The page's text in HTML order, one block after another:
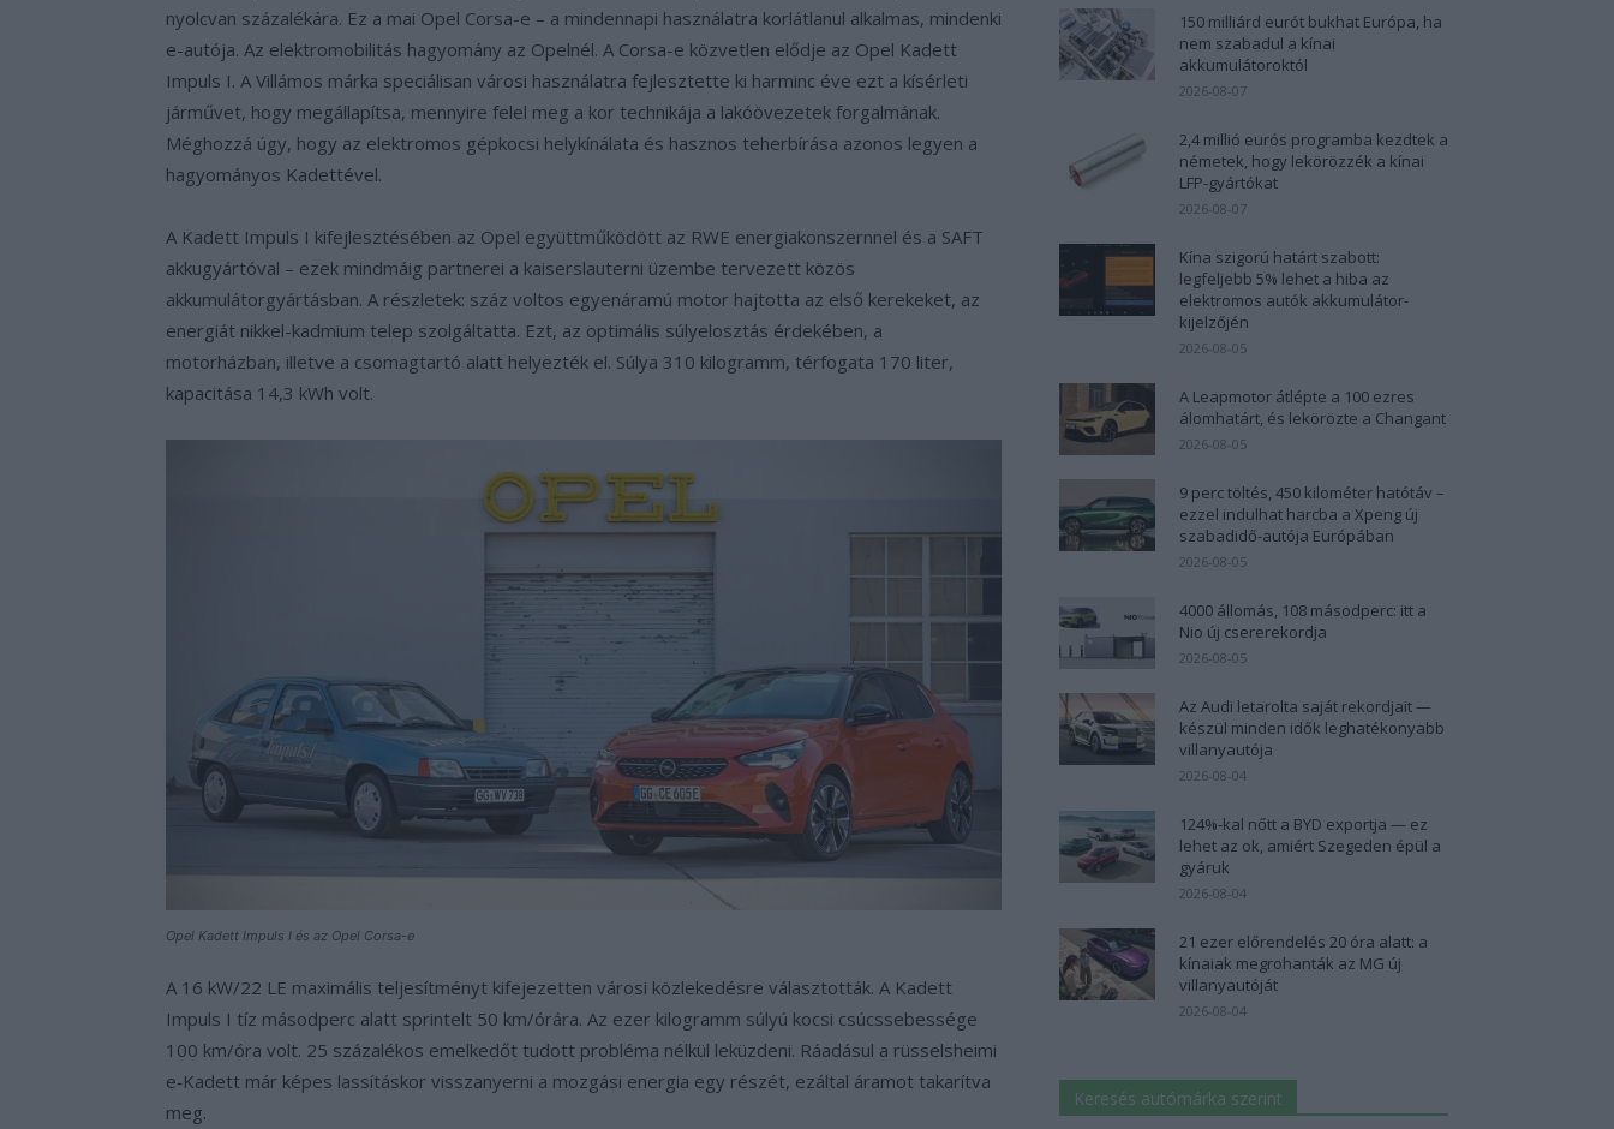
nyolcvan százalékára. Ez a mai Opel Corsa-e – a mindennapi használatra korlátlanul alkalmas, mindenki
e-autója. Az elektromobilitás hagyomány az Opelnél. A Corsa-e közvetlen elődje az Opel Kadett
Impuls I. A Villámos márka speciálisan városi használatra fejlesztette ki harminc éve ezt a kísérleti
járművet, hogy megállapítsa, mennyire felel meg a kor technikája a lakóövezetek forgalmának.
Méghozzá úgy, hogy az elektromos gépkocsi helykínálata és hasznos teherbírása azonos legyen a
hagyományos Kadettével.
A Kadett Impuls I kifejlesztésében az Opel együttműködött az RWE energiakonszernnel és a SAFT
akkugyártóval – ezek mindmáig partnerei a kaiserslauterni üzembe tervezett közös
akkumulátorgyártásban. A részletek: száz voltos egyenáramú motor hajtotta az első kerekeket, az
energiát nikkel-kadmium telep szolgáltatta. Ezt, az optimális súlyelosztás érdekében, a
motorházban, illetve a csomagtartó alatt helyezték el. Súlya 310 kilogramm, térfogata 170 liter,
kapacitása 14,3 kWh volt.
Opel Kadett Impuls I és az Opel Corsa-e
A 16 kW/22 LE maximális teljesítményt kifejezetten városi közlekedésre választották. A Kadett
Impuls I tíz másodperc alatt sprintelt 50 km/órára. Az ezer kilogramm súlyú kocsi csúcssebessége
100 km/óra volt. 25 százalékos emelkedőt tudott probléma nélkül leküzdeni. Ráadásul a rüsselsheimi
e‑Kadett már képes lassításkor visszanyerni a mozgási energia egy részét, ezáltal áramot takarítva
meg.
150 milliárd eurót bukhat Európa, ha
nem szabadul a kínai
akkumulátoroktól
2026-08-07
2,4 millió eurós programba kezdtek a
németek, hogy lekörözzék a kínai
LFP-gyártókat
2026-08-07
Kína szigorú határt szabott:
legfeljebb 5% lehet a hiba az
elektromos autók akkumulátor-
kijelzőjén
2026-08-05
A Leapmotor átlépte a 100 ezres
álomhatárt, és lekörözte a Changant
2026-08-05
9 perc töltés, 450 kilométer hatótáv –
ezzel indulhat harcba a Xpeng új
szabadidő-autója Európában
2026-08-05
4000 állomás, 108 másodperc: itt a
Nio új csererekordja
2026-08-05
Az Audi letarolta saját rekordjait —
készül minden idők leghatékonyabb
villanyautója
2026-08-04
124%-kal nőtt a BYD exportja — ez
lehet az ok, amiért Szegeden épül a
gyáruk
2026-08-04
21 ezer előrendelés 20 óra alatt: a
kínaiak megrohanták az MG új
villanyautóját
2026-08-04
Keresés autómárka szerint